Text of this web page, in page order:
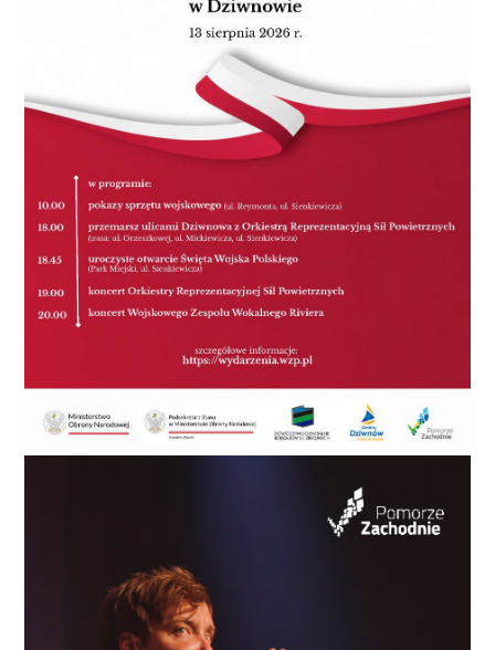
7 zasadniczych szkół zawodowych. Dziś system jest
już inny, bo po reformie zniknęły gimnazja. Koszalin
ma 20 przedszkoli, 13 szkół podstawowych i 9 szkół
ponadpodstawowych, w tym 4 licea
ogólnokształcące i 5 zespołów szkół. Do publicznych
placówek uczęszcza 17 430 dzieci i uczniów, w tym
2765 przedszkolaków, 8528 uczniów szkół
podstawowych i 6137 uczniów szkół
ponadpodstawowych. Uczy ich 2145 nauczycieli. To
pokazuje, że miasto nadal pełni ważną funkcję
edukacyjną dla regionu. Ale demografia puka do
drzwi każdej szkoły, przedszkola i żłobka. Koszalin nie
może udawać, że to tylko problem statystyków.
Ciekawie wygląda zieleń. W 2012 roku tereny zielone
stanowiły 38,32 procent powierzchni miasta, a lasy
zajmowały około 37 procent. Dziś grunty leśne oraz
kw., czyli 3748 ha, co daje 35,5 procent powierzchni
Koszalina. Proporcje są więc nadal imponujące.
brzmi: czy umiemy tę zieleń mądrze wykorzystywać,
chronić i urządzać? Bo zieleń w mieście to nie tylko
ładny widok z drona. To cień, retencja, rekreacja,